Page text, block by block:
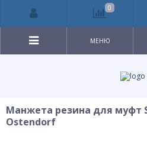
МЕНЮ
Манжета резина для муфт
Ostendorf
0